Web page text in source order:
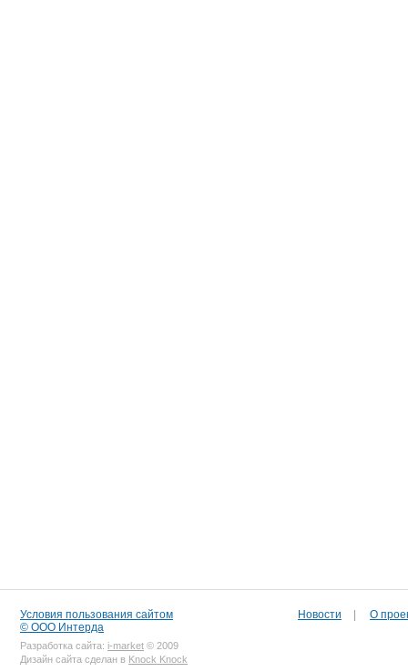
Условия пользования сайтом
© ООО Интерда
Разработка сайта: i-market © 2009
Дизайн сайта сделан в Knock Knock
Новости О